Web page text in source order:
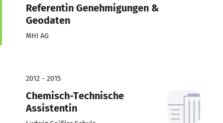
Referentin Genehmigungen &
Geodaten
MHI AG
2012 - 2015
Chemisch-Technische
Assistentin